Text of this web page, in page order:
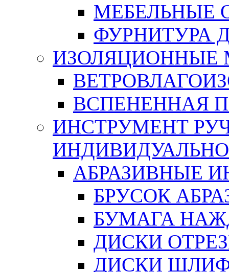
МЕБЕЛЬНЫЕ
ФУРНИТУРА
ИЗОЛЯЦИОННЫЕ
ВСПЕНЕННАЯ
ИНСТРУМЕНТ
АБРАЗИВНЫЕ
БРУСОК
БУМАГА
ДИСКИ
ДИСКИ